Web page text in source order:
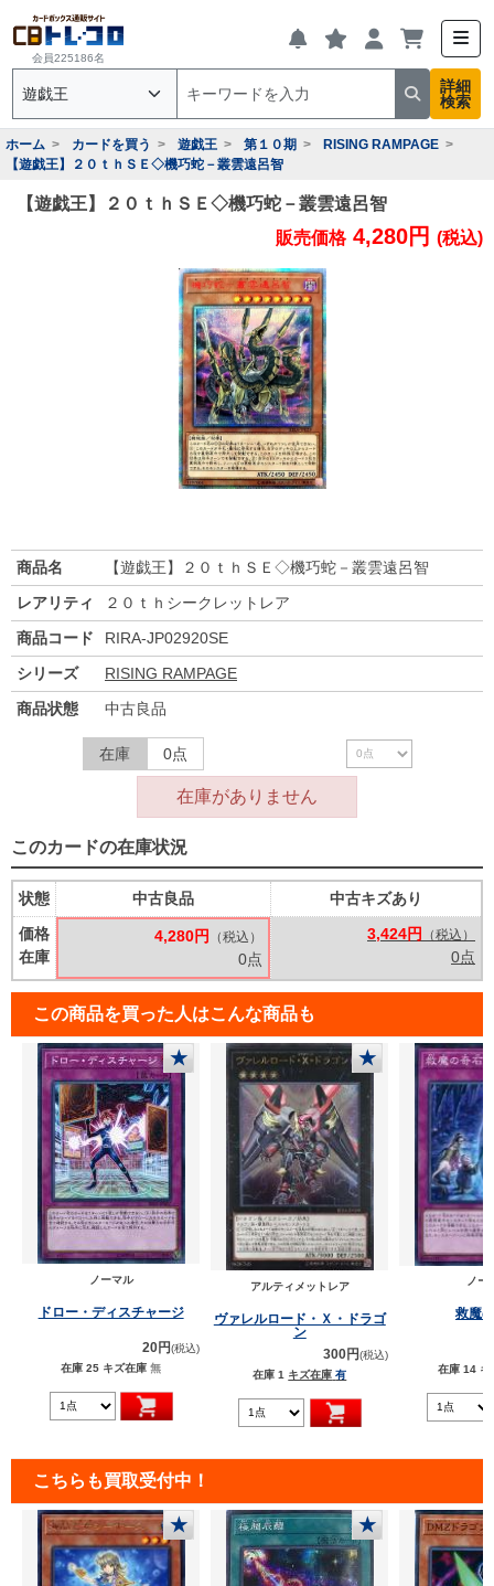
会員225186名
詳細
検索
ホーム カードを買う 遊戯王 第１０期
RISING RAMPAGE
【遊戯王】２０ｔｈＳＥ◇機巧蛇－叢雲遠呂智
【遊戯王】２０ｔｈＳＥ◇機巧蛇－叢雲遠呂智
販売価格 4,280円 (税込)
商品名
【遊戯王】２０ｔｈＳＥ◇機巧蛇－叢雲遠呂智
レアリティ
２０ｔｈシークレットレア
商品コード
RIRA-JP02920SE
シリーズ
RISING RAMPAGE
商品状態
中古良品
在庫 0点
在庫がありません
このカードの在庫状況
状態
価格
在庫
中古良品
4,280円 （税込）
0点
中古キズあり
3,424円
（税込）
0点
この商品を買った人はこんな商品も
★
ノーマル
ドロー・ディスチャージ
20円(税込)
在庫 25 キズ在庫 無
★
アルティメットレア
ヴァレルロード・Ｘ・ドラゴ
ン
300円(税込)
在庫 1 キズ在庫 有
ノー
救魔
在庫 14 キ
こちらも買取受付中！
★ ★